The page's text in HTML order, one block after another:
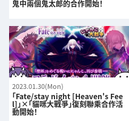
鬼中兩個鬼太郎的合作開始！
2023.01.30(Mon)
「Fate/stay night [Heaven's Fee
l]」×「貓咪大戰爭」復刻聯乘合作活
動開始！